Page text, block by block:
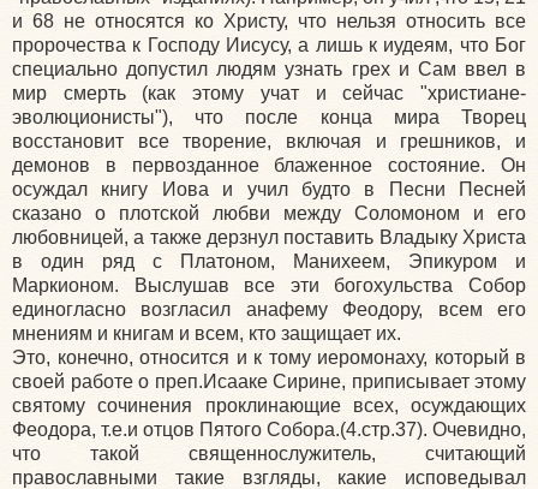
и 68 не относятся ко Христу, что нельзя относить все
пророчества к Господу Иисусу, а лишь к иудеям, что Бог
специально допустил людям узнать грех и Сам ввел в
мир смерть (как этому учат и сейчас "христиане-
эволюционисты"), что после конца мира Творец
восстановит все творение, включая и грешников, и
демонов в первозданное блаженное состояние. Он
осуждал книгу Иова и учил будто в Песни Песней
сказано о плотской любви между Соломоном и его
любовницей, а также дерзнул поставить Владыку Христа
в один ряд с Платоном, Манихеем, Эпикуром и
Маркионом. Выслушав все эти богохульства Собор
единогласно возгласил анафему Феодору, всем его
мнениям и книгам и всем, кто защищает их.
Это, конечно, относится и к тому иеромонаху, который в
своей работе о преп.Исааке Сирине, приписывает этому
святому сочинения проклинающие всех, осуждающих
Феодора, т.е.и отцов Пятого Собора.(4.стр.37). Очевидно,
что такой священнослужитель, считающий
православными такие взгляды, какие исповедывал